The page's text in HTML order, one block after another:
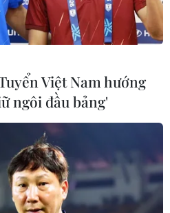
Việt Nam hướng
ngôi đầu bảng'